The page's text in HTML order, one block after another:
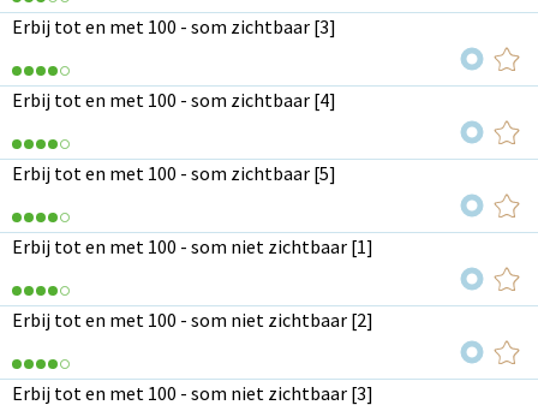
Erbij tot en met 100 - som zichtbaar [3]
Erbij tot en met 100 - som zichtbaar [4]
Erbij tot en met 100 - som zichtbaar [5]
Erbij tot en met 100 - som niet zichtbaar [1]
Erbij tot en met 100 - som niet zichtbaar [2]
Erbij tot en met 100 - som niet zichtbaar [3]